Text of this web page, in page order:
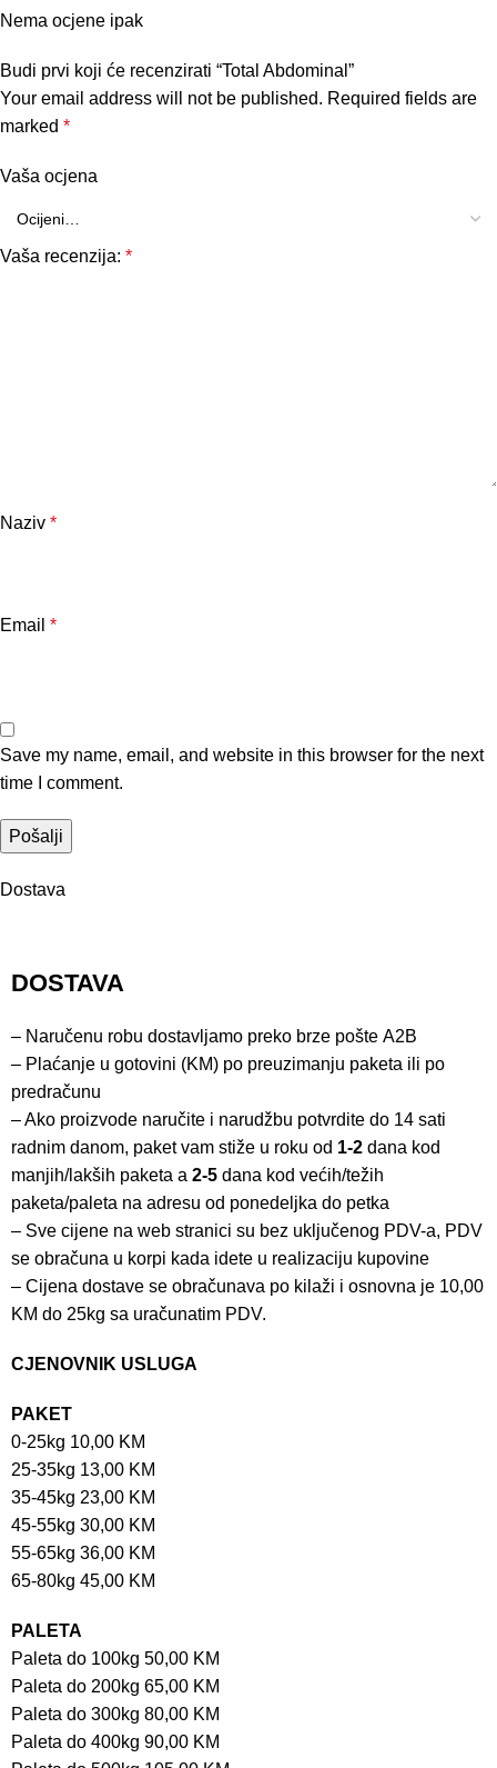
Nema ocjene ipak
Budi prvi koji će recenzirati “Total Abdominal”
Your email address will not be published. Required fields are
marked *
Vaša ocjena
Vaša recenzija: *
Naziv *
Email *
Save my name, email, and website in this browser for the next
time I comment.
Dostava
DOSTAVA
– Naručenu robu dostavljamo preko brze pošte A2B
– Plaćanje u gotovini (KM) po preuzimanju paketa ili po
predračunu
– Ako proizvode naručite i narudžbu potvrdite do 14 sati
radnim danom, paket vam stiže u roku od 1-2 dana kod
manjih/lakših paketa a 2-5 dana kod većih/težih
paketa/paleta na adresu od ponedeljka do petka
– Sve cijene na web stranici su bez uključenog PDV-a, PDV
se obračuna u korpi kada idete u realizaciju kupovine
– Cijena dostave se obračunava po kilaži i osnovna je 10,00
KM do 25kg sa uračunatim PDV.
CJENOVNIK USLUGA
PAKET
0-25kg 10,00 KM
25-35kg 13,00 KM
35-45kg 23,00 KM
45-55kg 30,00 KM
55-65kg 36,00 KM
65-80kg 45,00 KM
PALETA
Paleta do 100kg 50,00 KM
Paleta do 200kg 65,00 KM
Paleta do 300kg 80,00 KM
Paleta do 400kg 90,00 KM